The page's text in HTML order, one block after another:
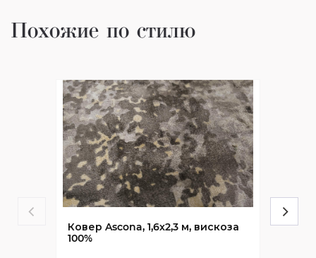
Похожие по стилю
Ковер Ascona, 1,6х2,3 м, вискоза
100%